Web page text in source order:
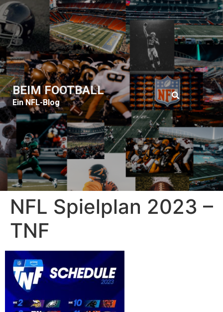
BEIM FOOTBALL
Ein NFL-Blog
NFL Spielplan 2023 –
TNF